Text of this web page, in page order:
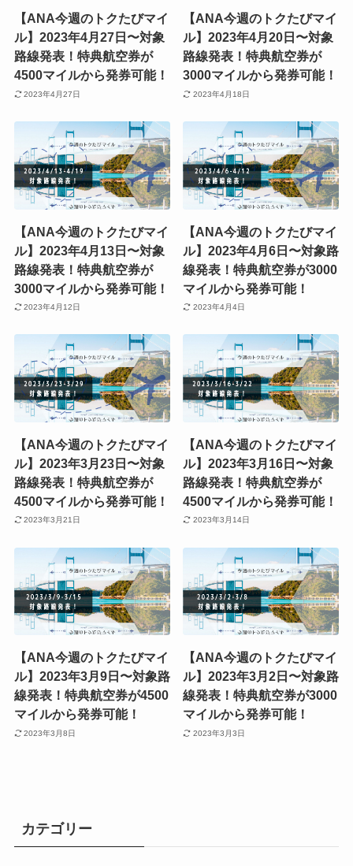
【ANA今週のトクたびマイ
ル】2023年4月27日〜対象
路線発表！特典航空券が
4500マイルから発券可能！
2023年4月27日
【ANA今週のトクたびマイ
ル】2023年4月20日〜対象
路線発表！特典航空券が
3000マイルから発券可能！
2023年4月18日
【ANA今週のトクたびマイ
ル】2023年4月13日〜対象
路線発表！特典航空券が
3000マイルから発券可能！
2023年4月12日
【ANA今週のトクたびマイ
ル】2023年4月6日〜対象路
線発表！特典航空券が3000
マイルから発券可能！
2023年4月4日
【ANA今週のトクたびマイ
ル】2023年3月23日〜対象
路線発表！特典航空券が
4500マイルから発券可能！
2023年3月21日
【ANA今週のトクたびマイ
ル】2023年3月16日〜対象
路線発表！特典航空券が
4500マイルから発券可能！
2023年3月14日
【ANA今週のトクたびマイ
ル】2023年3月9日〜対象路
線発表！特典航空券が4500
マイルから発券可能！
2023年3月8日
【ANA今週のトクたびマイ
ル】2023年3月2日〜対象路
線発表！特典航空券が3000
マイルから発券可能！
2023年3月3日
カテゴリー